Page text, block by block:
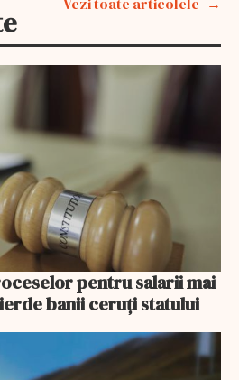
pentru salarii mai
banii ceruți statului